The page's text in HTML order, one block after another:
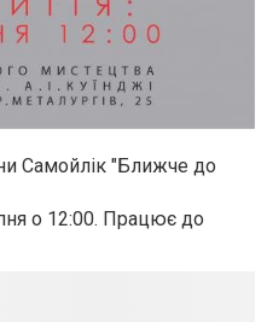
Самойлік "Ближче до
о 12:00. Працює до